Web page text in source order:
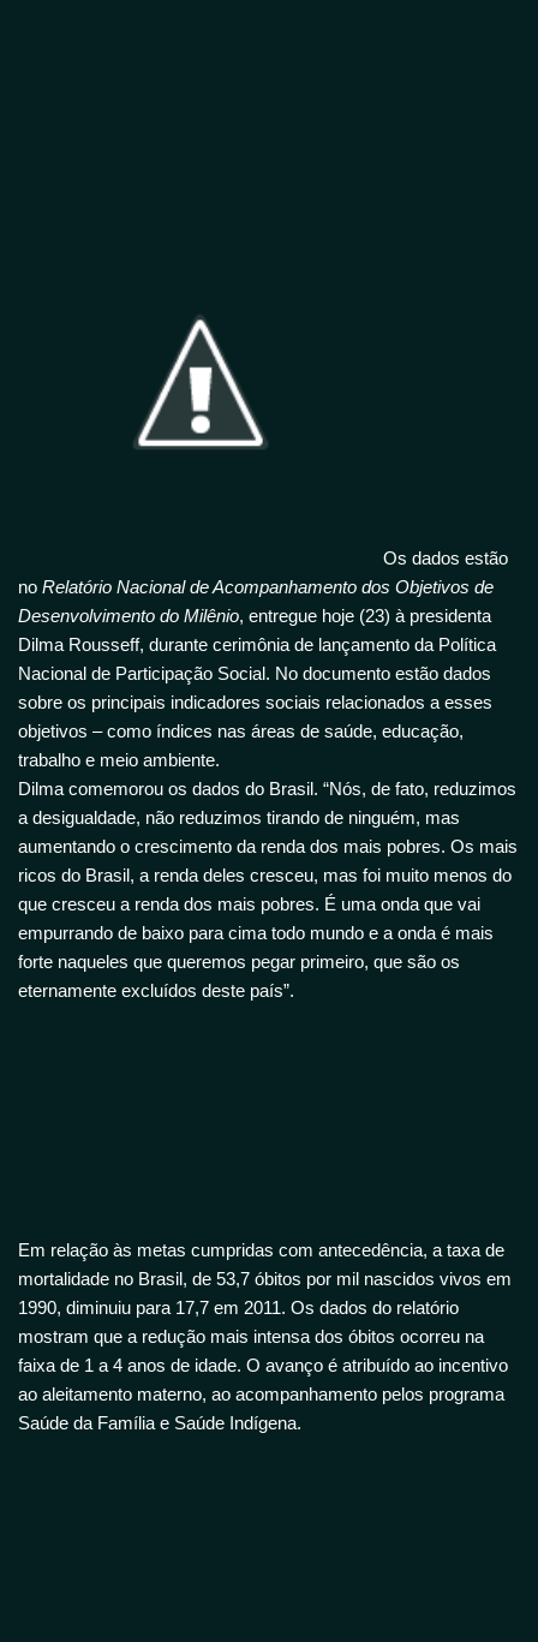
Os dados estão
no Relatório Nacional de Acompanhamento dos Objetivos de
Desenvolvimento do Milênio, entregue hoje (23) à presidenta
Dilma Rousseff, durante cerimônia de lançamento da Política
Nacional de Participação Social. No documento estão dados
sobre os principais indicadores sociais relacionados a esses
objetivos – como índices nas áreas de saúde, educação,
trabalho e meio ambiente.
Dilma comemorou os dados do Brasil. “Nós, de fato, reduzimos
a desigualdade, não reduzimos tirando de ninguém, mas
aumentando o crescimento da renda dos mais pobres. Os mais
ricos do Brasil, a renda deles cresceu, mas foi muito menos do
que cresceu a renda dos mais pobres. É uma onda que vai
empurrando de baixo para cima todo mundo e a onda é mais
forte naqueles que queremos pegar primeiro, que são os
eternamente excluídos deste país”.
Em relação às metas cumpridas com antecedência, a taxa de
mortalidade no Brasil, de 53,7 óbitos por mil nascidos vivos em
1990, diminuiu para 17,7 em 2011. Os dados do relatório
mostram que a redução mais intensa dos óbitos ocorreu na
faixa de 1 a 4 anos de idade. O avanço é atribuído ao incentivo
ao aleitamento materno, ao acompanhamento pelos programa
Saúde da Família e Saúde Indígena.